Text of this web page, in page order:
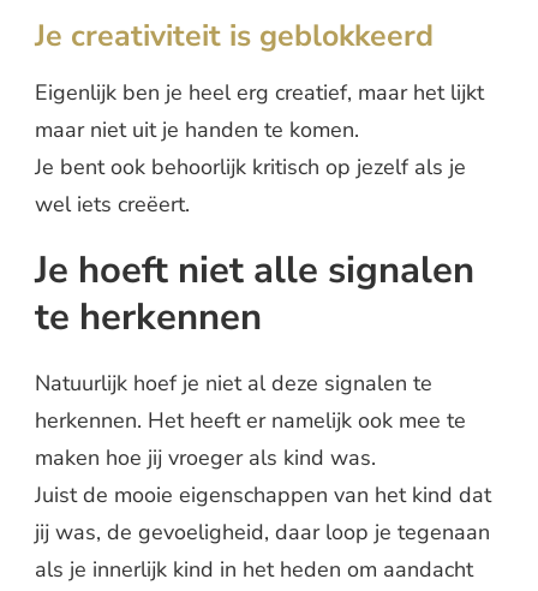
Je creativiteit is geblokkeerd
Eigenlijk ben je heel erg creatief, maar het lijkt
maar niet uit je handen te komen.
Je bent ook behoorlijk kritisch op jezelf als je
wel iets creëert.
Je hoeft niet alle signalen
te herkennen
Natuurlijk hoef je niet al deze signalen te
herkennen. Het heeft er namelijk ook mee te
maken hoe jij vroeger als kind was.
Juist de mooie eigenschappen van het kind dat
jij was, de gevoeligheid, daar loop je tegenaan
als je innerlijk kind in het heden om aandacht